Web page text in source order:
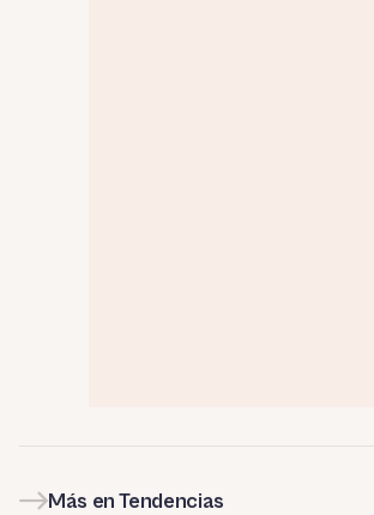
Más en Tendencias